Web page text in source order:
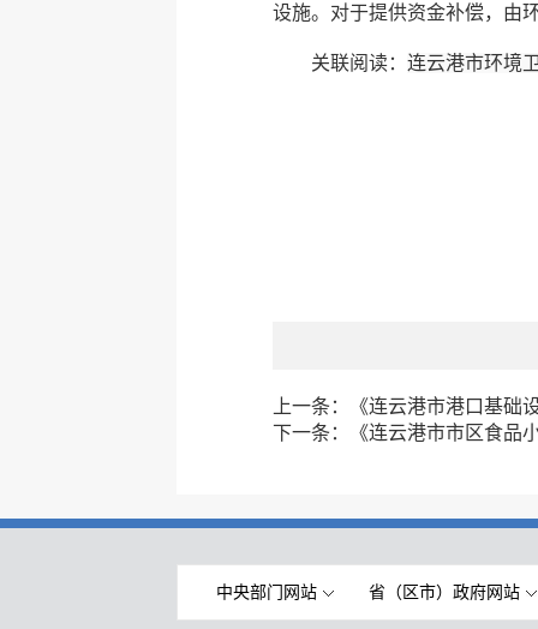
设施。对于提供资金补偿，由
关联阅读： 连云港市环境
上一条：
《连云港市港口基础
下一条：
《连云港市市区食品
中央部门网站 省（区市）政府网站